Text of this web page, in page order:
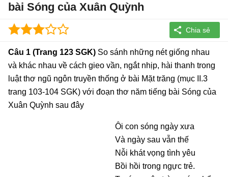
bài Sóng của Xuân Quỳnh
Câu 1 (Trang 123 SGK) So sánh những nét giống nhau
và khác nhau về cách gieo vần, ngắt nhịp, hài thanh trong
luật thơ ngũ ngôn truyền thống ở bài Mặt trăng (mục II.3
trang 103-104 SGK) với đoạn thơ năm tiếng bài Sóng của
Xuân Quỳnh sau đây
Ôi con sóng ngày xưa
Và ngày sau vẫn thế
Nỗi khát vọng tình yêu
Bồi hồi trong ngực trẻ.